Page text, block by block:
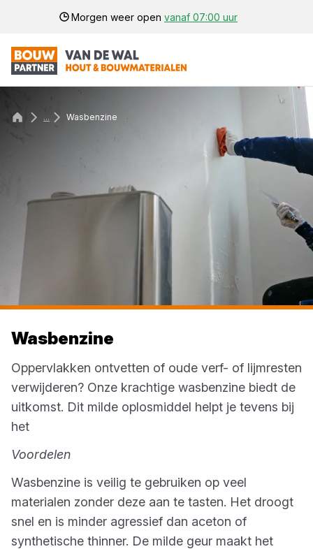
Morgen weer open vanaf 07:00 uur
... Wasbenzine
Wasbenzine
Oppervlakken ontvetten of oude verf- of lijmresten
verwijderen? Onze krachtige wasbenzine biedt de
uitkomst. Dit milde oplosmiddel helpt je tevens bij
het
Voordelen
Wasbenzine is veilig te gebruiken op veel
materialen zonder deze aan te tasten. Het droogt
snel en is minder agressief dan aceton of
synthetische thinner. De milde geur maakt het